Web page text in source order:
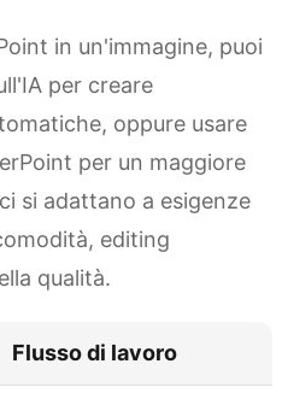
in un'immagine, puoi
per creare
oppure usare
per un maggiore
si adattano a esigenze
editing
qualità.
Flusso di lavoro